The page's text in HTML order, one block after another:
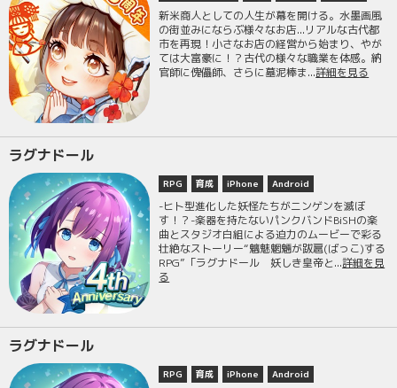
新米商人としての人生が幕を開ける。水墨画風
の街並みにならぶ様々なお店...リアルな古代都
市を再現！小さなお店の経営から始まり、やが
ては大富豪に！？古代の様々な職業を体感。納
官師に傀儡師、さらに墓泥棒ま...詳細を見る
ラグナドール
RPG 育成 iPhone Android
-ヒト型進化した妖怪たちがニンゲンを滅ぼ
す！？-楽器を持たないパンクバンドBiSHの楽
曲とスタジオ白組による迫力のムービーで彩る
壮絶なストーリー“魑魅魍魎が跋扈(ばっこ)する
RPG”「ラグナドール 妖しき皇帝と...詳細を見
る
ラグナドール
RPG 育成 iPhone Android